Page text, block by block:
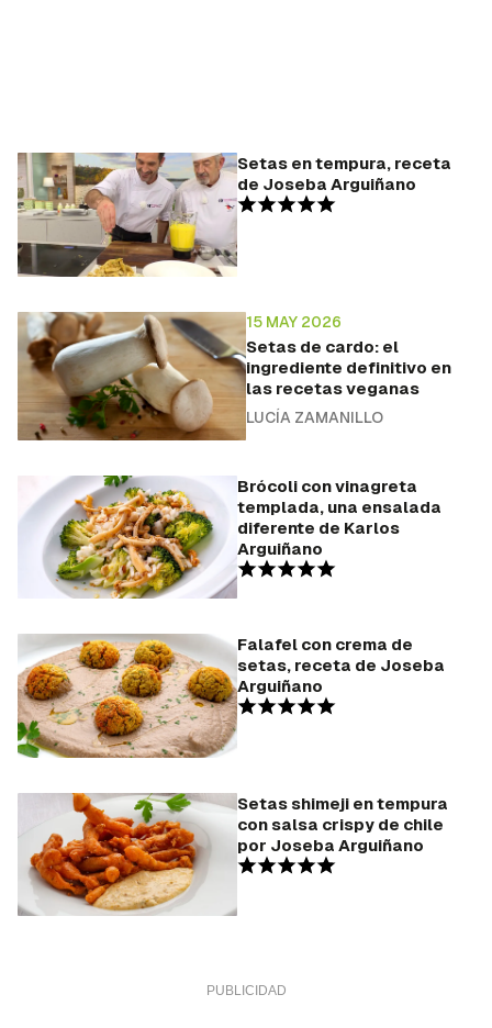
Setas en tempura, receta
de Joseba Arguiñano
15 MAY 2026
Setas de cardo: el
ingrediente definitivo en
las recetas veganas
LUCÍA ZAMANILLO
Brócoli con vinagreta
templada, una ensalada
diferente de Karlos
Arguiñano
Falafel con crema de
setas, receta de Joseba
Arguiñano
Setas shimeji en tempura
con salsa crispy de chile
por Joseba Arguiñano